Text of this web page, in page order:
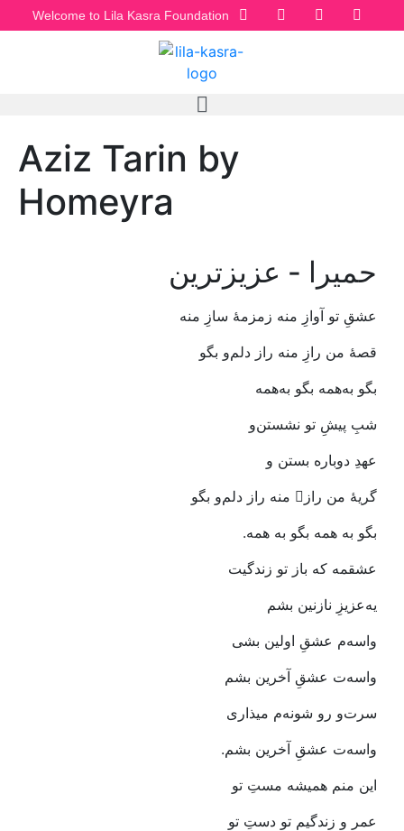
Welcome to Lila Kasra Foundation
Aziz Tarin by
Homeyra
حمیرا - عزیزترین
عشقِ‭ ‬تو‭ ‬آوازِ‭ ‬منه‭ ‬زمزمۀ‭ ‬سازِ‭ ‬منه
قصۀ‭ ‬من‭ ‬رازِ‭ ‬منه‭ ‬راز‭ ‬دلم‌و‭ ‬بگو
بگو‭ ‬به‌همه‭ ‬بگو‭ ‬به‌همه
شبِ‭ ‬پیشِ‭ ‬تو‭ ‬نشستن‌و‭ ‬
عهدِ‭ ‬دوباره‭ ‬بستن‭ ‬و‭
گریۀ‭ ‬من‭ ‬راز‭ ‬ِمنه‭ ‬راز‭ ‬دلم‌و‭ ‬بگو
بگو‭ ‬به‭ ‬همه‭ ‬بگو‭ ‬به‭ ‬همه‭.‬
عشقمه‭ ‬که‭ ‬باز‭ ‬تو‭ ‬زندگیت‭ ‬
یه‌عزیزِ‭ ‬نازنین‭ ‬بشم
واسه‌م‭ ‬عشقِ‭ ‬اولین‭ ‬بشی‭ ‬
واسه‌ت‭ ‬عشقِ‭ ‬آخرین‭ ‬بشم
سرت‌و‭ ‬رو‭ ‬شونه‌م‭ ‬میذاری
واسه‌ت‭ ‬عشقِ‭ ‬آخرین‭ ‬بشم‭.‬
این‭ ‬منم‭ ‬همیشه‭ ‬مستِ‭ ‬تو
عمر‭ ‬و‭ ‬زندگیم‭ ‬تو‭ ‬دستِ‭ ‬تو